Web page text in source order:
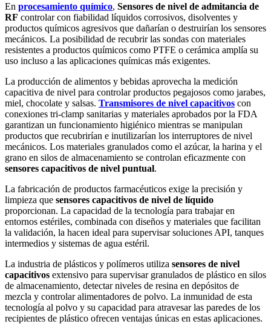
En procesamiento químico, Sensores de nivel de admitancia de
RF controlar con fiabilidad líquidos corrosivos, disolventes y
productos químicos agresivos que dañarían o destruirían los sensores
mecánicos. La posibilidad de recubrir las sondas con materiales
resistentes a productos químicos como PTFE o cerámica amplía su
uso incluso a las aplicaciones químicas más exigentes.
La producción de alimentos y bebidas aprovecha la medición
capacitiva de nivel para controlar productos pegajosos como jarabes,
miel, chocolate y salsas. Transmisores de nivel capacitivos con
conexiones tri-clamp sanitarias y materiales aprobados por la FDA
garantizan un funcionamiento higiénico mientras se manipulan
productos que recubrirían e inutilizarían los interruptores de nivel
mecánicos. Los materiales granulados como el azúcar, la harina y el
grano en silos de almacenamiento se controlan eficazmente con
sensores capacitivos de nivel puntual.
La fabricación de productos farmacéuticos exige la precisión y
limpieza que sensores capacitivos de nivel de líquido
proporcionan. La capacidad de la tecnología para trabajar en
entornos estériles, combinada con diseños y materiales que facilitan
la validación, la hacen ideal para supervisar soluciones API, tanques
intermedios y sistemas de agua estéril.
La industria de plásticos y polímeros utiliza sensores de nivel
capacitivos extensivo para supervisar granulados de plástico en silos
de almacenamiento, detectar niveles de resina en depósitos de
mezcla y controlar alimentadores de polvo. La inmunidad de esta
tecnología al polvo y su capacidad para atravesar las paredes de los
recipientes de plástico ofrecen ventajas únicas en estas aplicaciones.